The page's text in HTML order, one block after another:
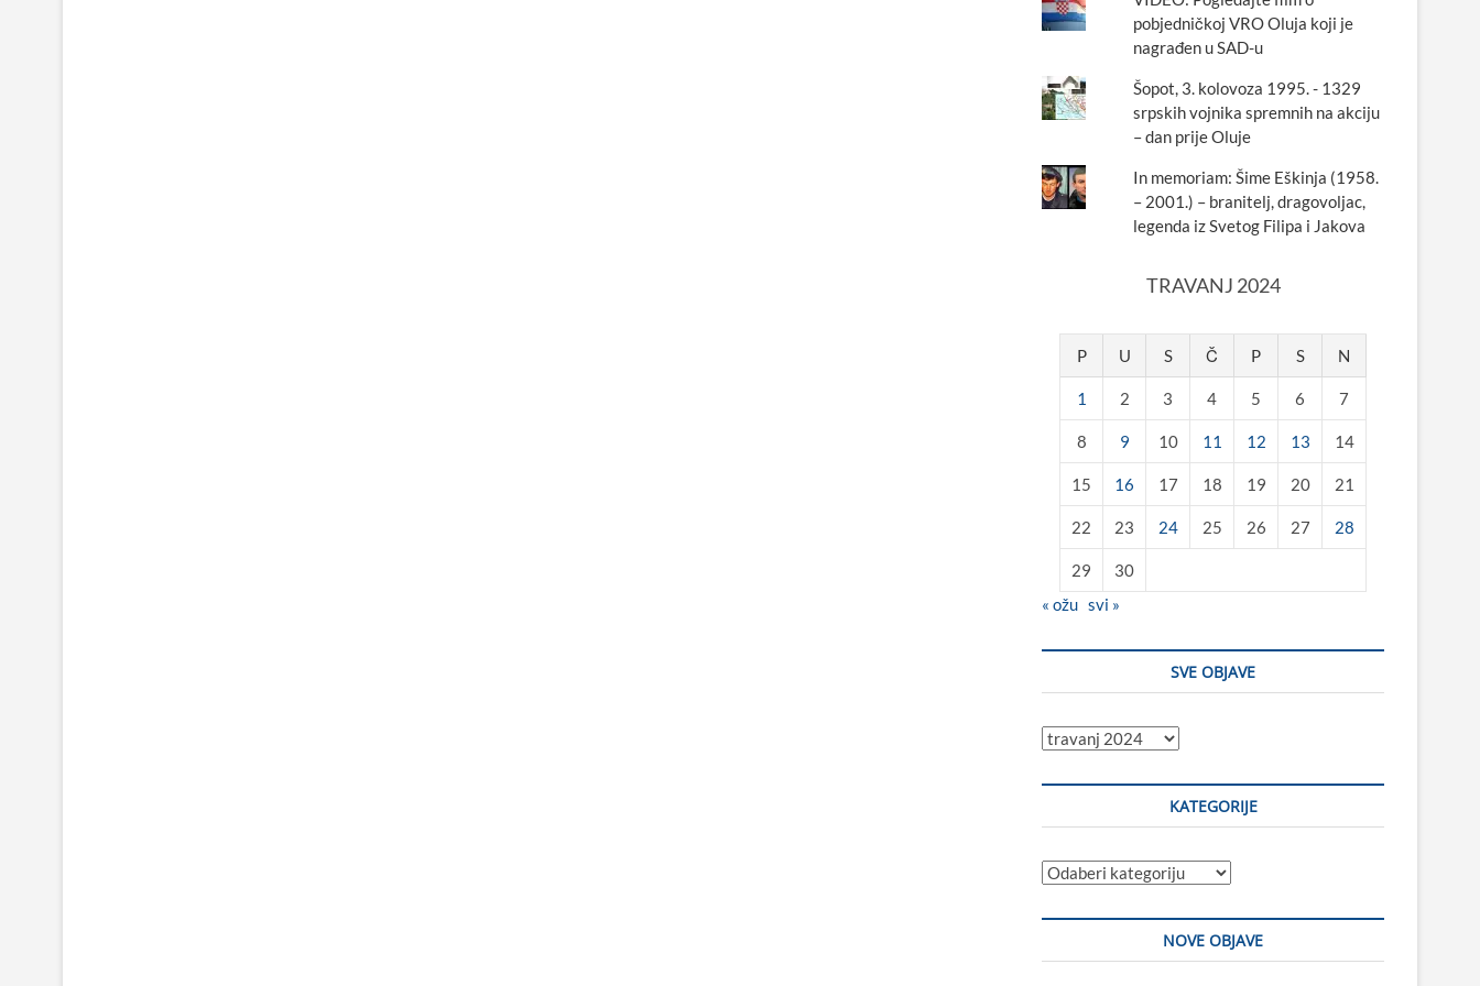
pobjedničkoj VRO Oluja koji je
nagrađen u SAD-u
Šopot, 3. kolovoza 1995. - 1329
srpskih vojnika spremnih na akciju
– dan prije Oluje
In memoriam: Šime Eškinja (1958.
– 2001.) – branitelj, dragovoljac,
legenda iz Svetog Filipa i Jakova
TRAVANJ 2024
P U S Č P S N
1 2 3 4 5 6 7
8 9 10 11 12 13 14
15 16 17 18 19 20 21
22 23 24 25 26 27 28
29
30
« ožu svi »
SVE OBJAVE
Sve
KATEGORIJE
Kategorije
NOVE OBJAVE